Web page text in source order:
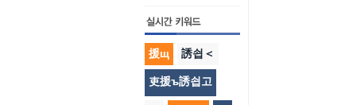
援щ 誘쇱＜
吏援ъ誘쇱고